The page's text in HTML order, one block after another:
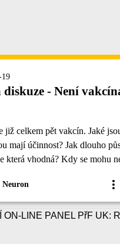
diskuze - Není
již celkem pět vakcín. Jaké
mají účinnost? Jak dlouho
která vhodná? Kdy se mohu
Neuron